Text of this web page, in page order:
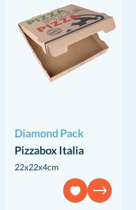
Diamond Pack
Pizzabox Italia
22x22x4cm